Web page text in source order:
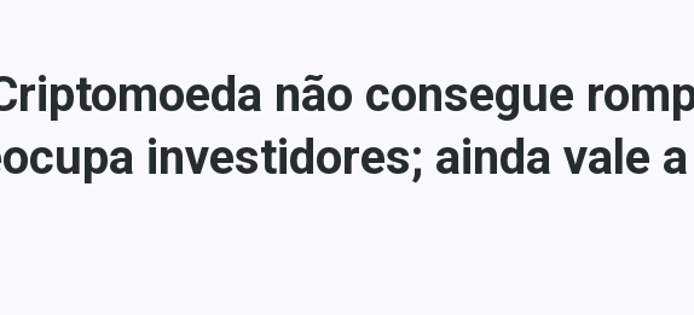
não consegue
investidores; ainda vale